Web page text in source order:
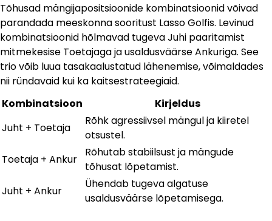
Tõhusad mängijapositsioonide kombinatsioonid võivad
parandada meeskonna sooritust Lasso Golfis. Levinud
kombinatsioonid hõlmavad tugeva Juhi paaritamist
mitmekesise Toetajaga ja usaldusväärse Ankuriga. See
trio võib luua tasakaalustatud lähenemise, võimaldades
nii ründavaid kui ka kaitsestrateegiaid.
Kombinatsioon
Kirjeldus
Juht + Toetaja
Rõhk agressiivsel mängul ja kiiretel
otsustel.
Toetaja + Ankur
Rõhutab stabiilsust ja mängude
tõhusat lõpetamist.
Juht + Ankur
Ühendab tugeva algatuse
usaldusväärse lõpetamisega.